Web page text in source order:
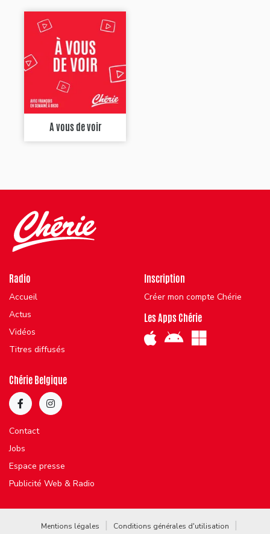
A vous de voir
Radio
Accueil
Actus
Vidéos
Titres diffusés
Inscription
Créer mon compte Chérie
Les Apps Chérie
Chérie Belgique
Contact
Jobs
Espace presse
Publicité Web & Radio
Mentions légales Conditions générales d'utilisation